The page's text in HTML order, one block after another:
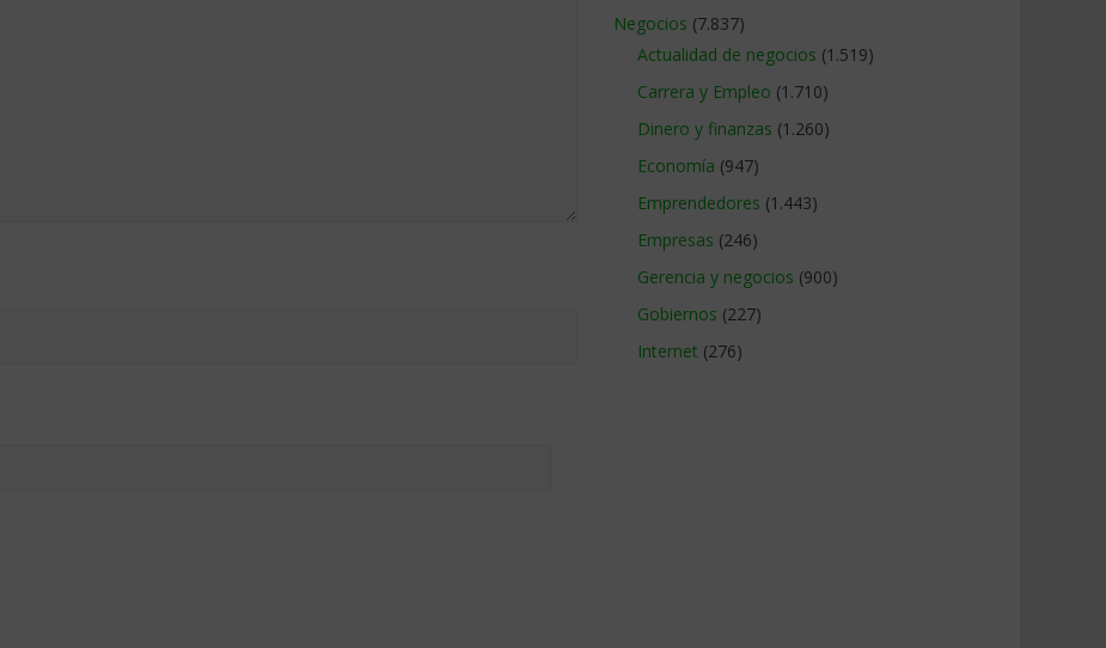
Negocios (7.837)
Actualidad de negocios (1.519)
Carrera y Empleo (1.710)
Dinero y finanzas (1.260)
Economía (947)
Emprendedores (1.443)
Empresas (246)
Gerencia y negocios (900)
Gobiernos (227)
Internet (276)